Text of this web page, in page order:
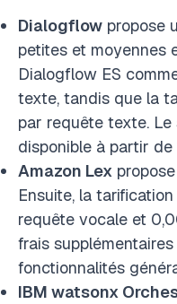
Dialogflow propose
petites et moyennes
Dialogflow ES
texte, tandis que la
par requête texte. Le
disponible à partir
Amazon Lex
Ensuite, la
requête vocale et
frais
fonctionnalités
IBM watsonx